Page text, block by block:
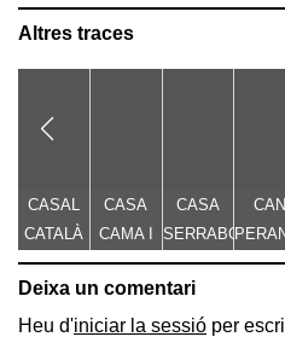
Altres traces
CASAL
CATALÀ
CASA
CAMA I
ESCURRA
CASA
SERRABOU
CAN
-
Deixa un comentari
Heu d'iniciar la sessió per